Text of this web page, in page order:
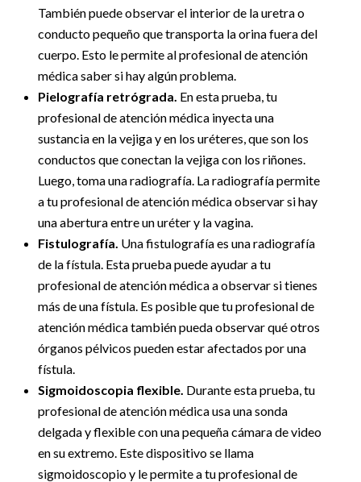
También puede observar el interior de la uretra o
conducto pequeño que transporta la orina fuera del
cuerpo. Esto le permite al profesional de atención
médica saber si hay algún problema.
Pielografía retrógrada. En esta prueba, tu
profesional de atención médica inyecta una
sustancia en la vejiga y en los uréteres, que son los
conductos que conectan la vejiga con los riñones.
Luego, toma una radiografía. La radiografía permite
a tu profesional de atención médica observar si hay
una abertura entre un uréter y la vagina.
Fistulografía. Una fistulografía es una radiografía
de la fístula. Esta prueba puede ayudar a tu
profesional de atención médica a observar si tienes
más de una fístula. Es posible que tu profesional de
atención médica también pueda observar qué otros
órganos pélvicos pueden estar afectados por una
fístula.
Sigmoidoscopia flexible. Durante esta prueba, tu
profesional de atención médica usa una sonda
delgada y flexible con una pequeña cámara de video
en su extremo. Este dispositivo se llama
sigmoidoscopio y le permite a tu profesional de